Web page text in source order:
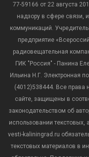
77-59166 от 22 августа
надзору в сфере связи,
коммуникаций.
предприятие
радиовещательная
ГИК "Россия" - Панина
Ильина Н.Г. Электронная
(4012)538444. Все права
сайте, защищены в
законодательством об
использовании
vesti-kaliningrad.ru
текстовых материалов в